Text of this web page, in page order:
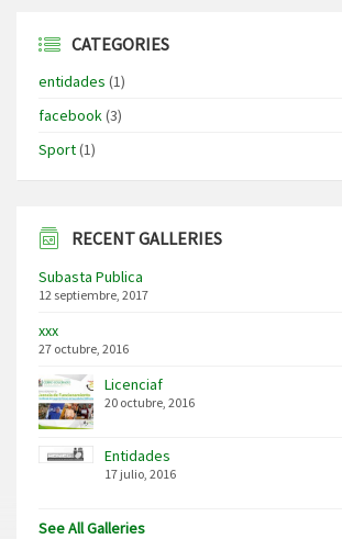
CATEGORIES
entidades (1)
facebook(3)
Sport(1)
RECENT GALLERIES
Subasta Publica
12 septiembre, 2017
xxx
27 octubre, 2016
Licenciaf
20 octubre, 2016
Entidades
17 julio, 2016
See All Galleries